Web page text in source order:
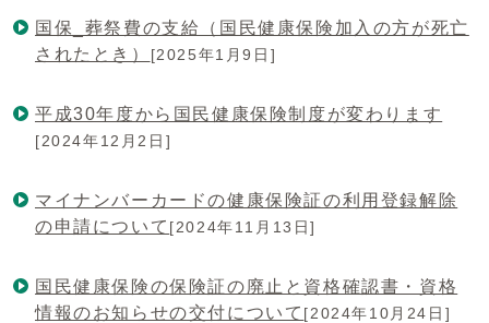
国保_葬祭費の支給（国民健康保険加入の方が死亡
されたとき）
[2025年1月9日]
平成30年度から国民健康保険制度が変わります
[2024年12月2日]
マイナンバーカードの健康保険証の利用登録解除
の申請について [2024年11月13日]
国民健康保険の保険証の廃止と資格確認書・資格
情報のお知らせの交付について [2024年10月24日]